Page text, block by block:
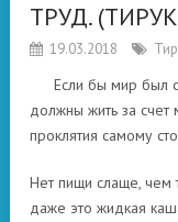
ТРУД.
19.03.2018
Если бы мир был
должны жить за счет
проклятия самому
Нет пищи слаще, чем
даже это жидкая